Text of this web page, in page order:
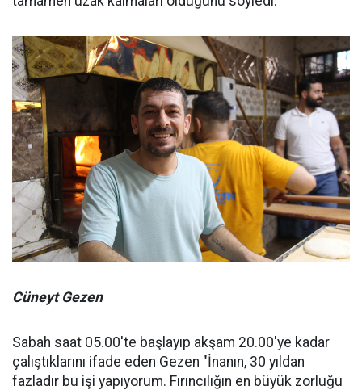
Cüneyt Gezen
Sabah saat 05.00'te başlayıp akşam 20.00'ye kadar
çalıştıklarını ifade eden Gezen "İnanın, 30 yıldan
fazladır bu işi yapıyorum. Fırıncılığın en büyük zorluğu